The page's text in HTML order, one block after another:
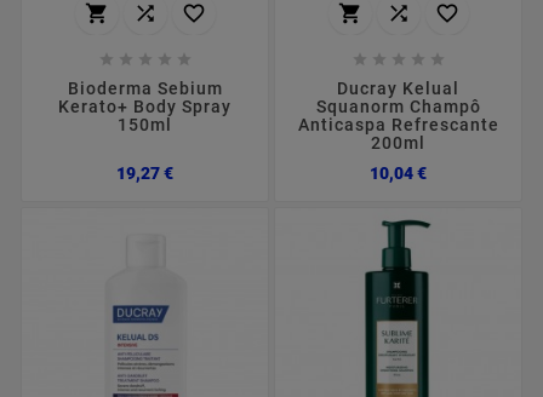
  
    
Bioderma Sebium
Kerato+ Body Spray
150ml
19,27 €Preço
  
    
Ducray Kelual
Squanorm Champô
Anticaspa Refrescante
200ml
10,04 €Preço